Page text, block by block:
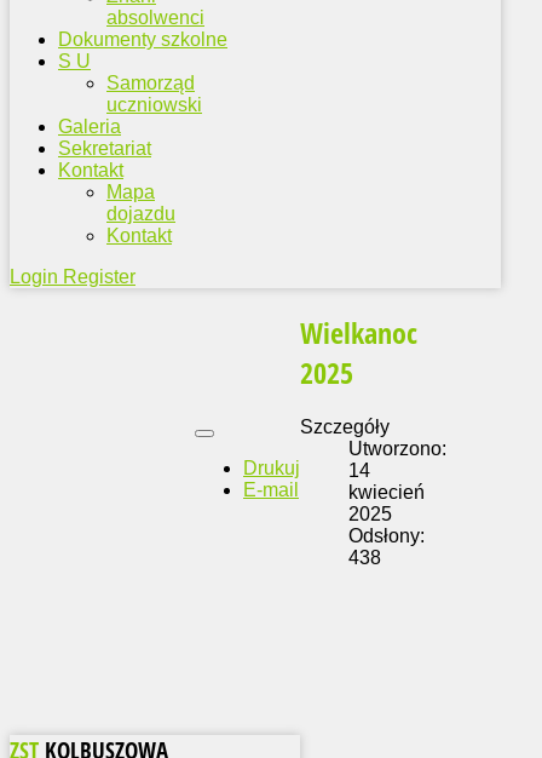
absolwenci
Dokumenty szkolne
S U
Samorząd
uczniowski
Galeria
Sekretariat
Kontakt
Mapa
dojazdu
Kontakt
Login Register
Wielkanoc
2025
Drukuj
E-mail
Szczegóły
Utworzono:
14
kwiecień
2025
Odsłony:
438
ZST KOLBUSZOWA